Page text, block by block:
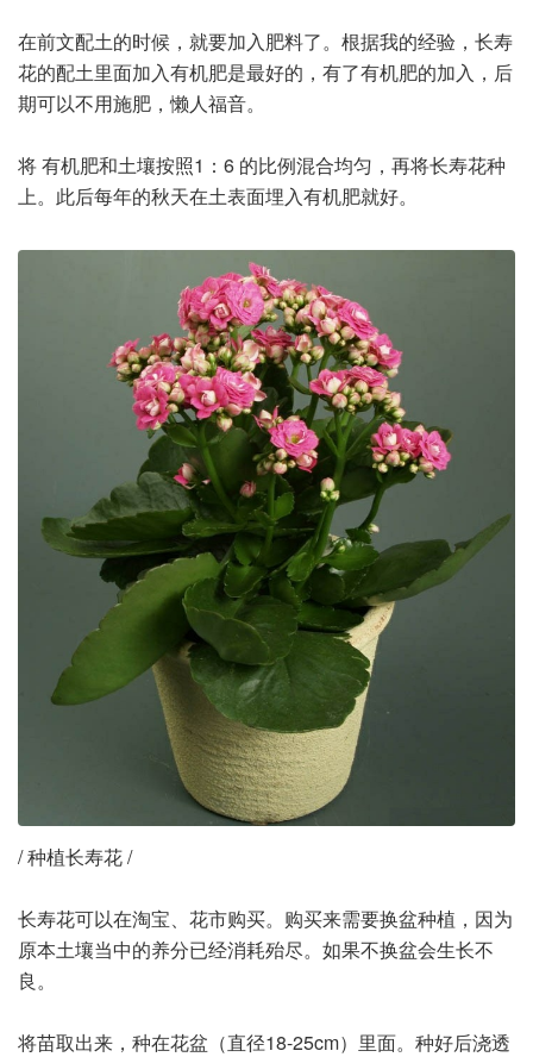
在前文配土的时候，就要加入肥料了。根据我的经验，长寿
花的配土里面加入有机肥是最好的，有了有机肥的加入，后
期可以不用施肥，懒人福音。
将 有机肥和土壤按照1：6 的比例混合均匀，再将长寿花种
上。此后每年的秋天在土表面埋入有机肥就好。
/ 种植长寿花 /
长寿花可以在淘宝、花市购买。购买来需要换盆种植，因为
原本土壤当中的养分已经消耗殆尽。如果不换盆会生长不
良。
将苗取出来，种在花盆（直径18-25cm）里面。种好后浇透